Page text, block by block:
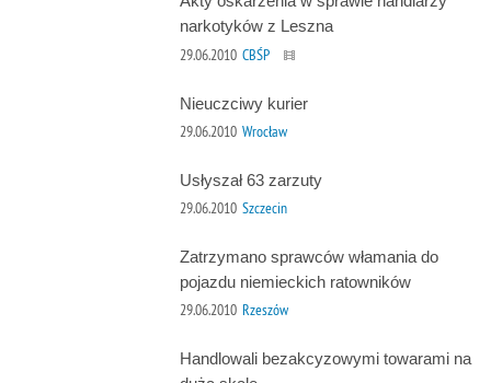
narkotyków z Leszna
29.06.2010 CBŚP
Nieuczciwy kurier
29.06.2010 Wrocław
Usłyszał 63 zarzuty
29.06.2010 Szczecin
Zatrzymano sprawców włamania do
pojazdu niemieckich ratowników
29.06.2010 Rzeszów
Handlowali bezakcyzowymi towarami na